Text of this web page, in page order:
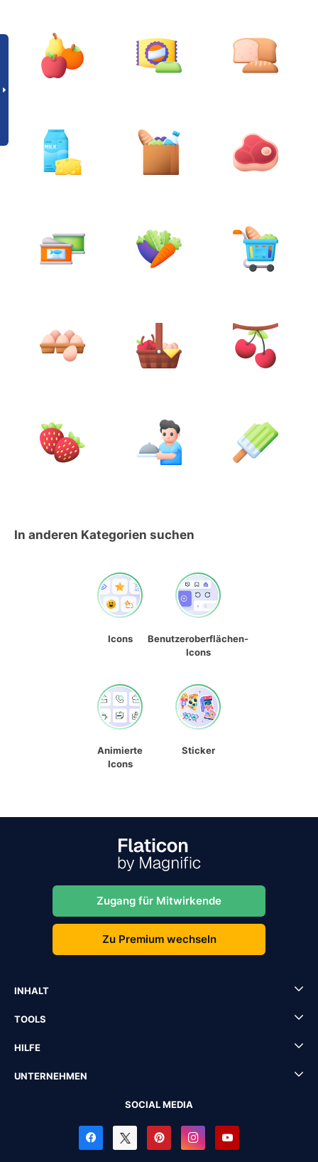
In anderen Kategorien suchen
Icons
Benutzeroberflächen-
Icons
Animierte
Icons
Sticker
Zugang für Mitwirkende
Zu Premium wechseln
INHALT
TOOLS
HILFE
UNTERNEHMEN
SOCIAL MEDIA